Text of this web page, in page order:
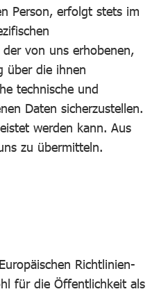
Person, erfolgt stets im
von uns erhobenen,
über die ihnen
technische und
Daten sicherzustellen.
werden kann. Aus
zu übermitteln.
Richtlinien-
für die Öffentlichkeit als